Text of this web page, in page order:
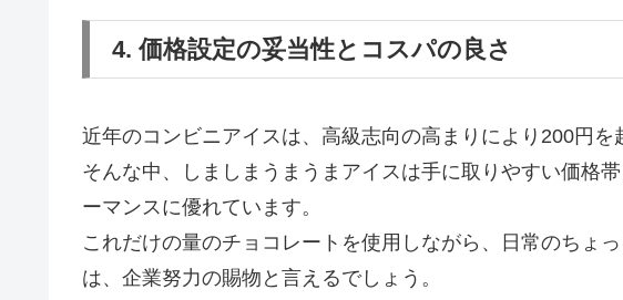
4. 価格設定の妥当性とコスパの良さ
近年のコンビニアイスは、高級志向の高まりにより200円を
そんな中、しましまうまうまアイスは手に取りやすい価格
ーマンスに優れています。
これだけの量のチョコレートを使用しながら、日常のちょ
は、企業努力の賜物と言えるでしょう。